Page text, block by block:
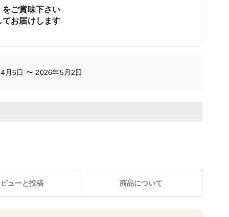
ご賞味下さい
お届けします
月6日 〜 2026年5月2日
ューと投稿 商品について